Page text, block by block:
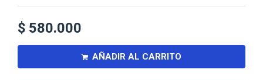
$ 580.000
AÑADIR AL CARRITO